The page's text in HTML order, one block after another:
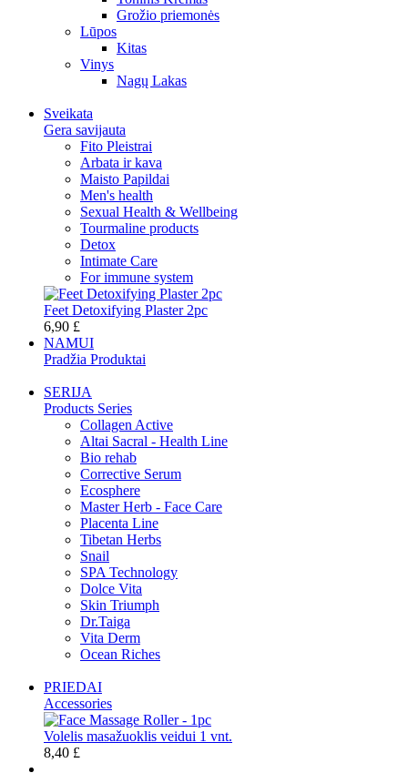
Grožio priemonės
Lūpos
Kitas
Vinys
Nagų Lakas
Sveikata
Gera savijauta
Fito Pleistrai
Arbata ir kava
Maisto Papildai
Men's health
Sexual Health & Wellbeing
Tourmaline products
Detox
Intimate Care
For immune system
Feet Detoxifying Plaster 2pc
6,90 £
NAMUI
Pradžia Produktai
SERIJA
Products Series
Collagen Active
Altai Sacral - Health Line
Bio rehab
Corrective Serum
Ecosphere
Master Herb - Face Care
Placenta Line
Tibetan Herbs
Snail
SPA Technology
Dolce Vita
Skin Triumph
Dr.Taiga
Vita Derm
Ocean Riches
PRIEDAI
Accessories
Volelis masažuoklis veidui 1 vnt.
8,40 £